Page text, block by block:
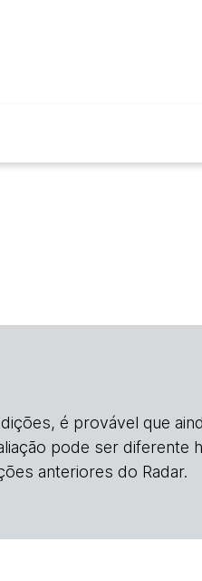
é provável que
pode ser diferente
anteriores do Radar.